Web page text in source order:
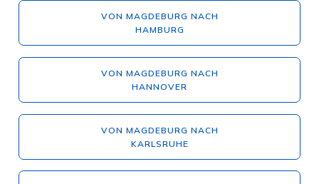
VON MAGDEBURG NACH
HAMBURG
VON MAGDEBURG NACH
HANNOVER
VON MAGDEBURG NACH
KARLSRUHE